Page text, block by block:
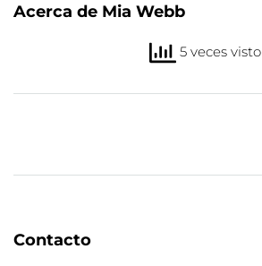
Acerca de Mia Webb
5 veces visto
Contacto